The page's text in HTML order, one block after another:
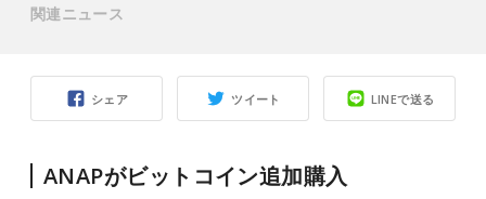
シェア ツイート LINEで送る
ANAPがビットコイン追加購入
関連ニュース